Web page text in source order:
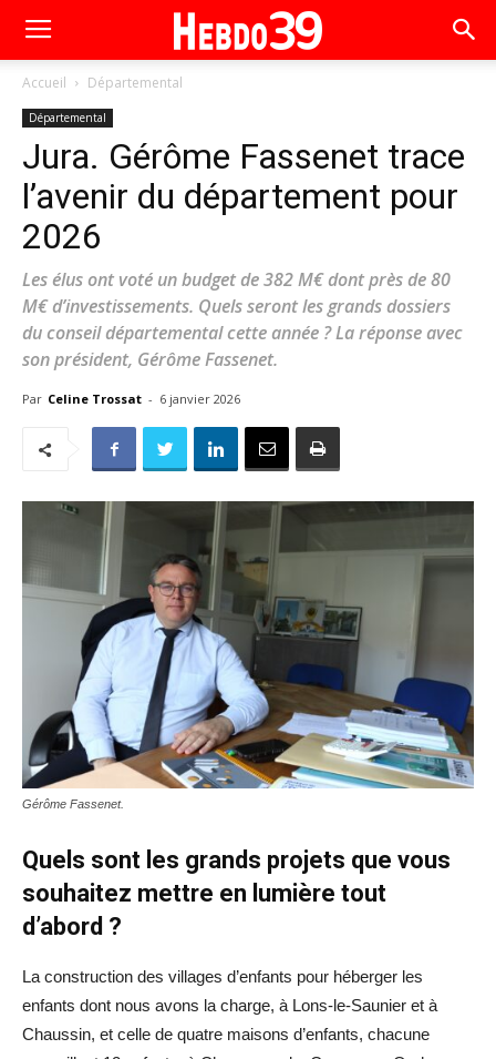
Accueil Départemental
Départemental
Jura. Gérôme Fassenet trace
l’avenir du département pour
2026
Les élus ont voté un budget de 382 M€ dont près de 80
M€ d’investissements. Quels seront les grands dossiers
du conseil départemental cette année ? La réponse avec
son président, Gérôme Fassenet.
Par Celine Trossat - 6 janvier 2026
Gérôme Fassenet.
Quels sont les grands projets que vous
souhaitez mettre en lumière tout
d’abord ?
La construction des villages d’enfants pour héberger les
enfants dont nous avons la charge, à Lons-le-Saunier et à
Chaussin, et celle de quatre maisons d’enfants, chacune